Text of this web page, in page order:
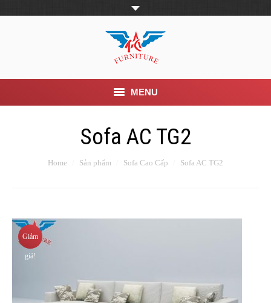
MENU
Liên Hệ
Sofa AC TG2
Home Sản phẩm Sofa Cao Cấp Sofa AC TG2
Giảm
giá!